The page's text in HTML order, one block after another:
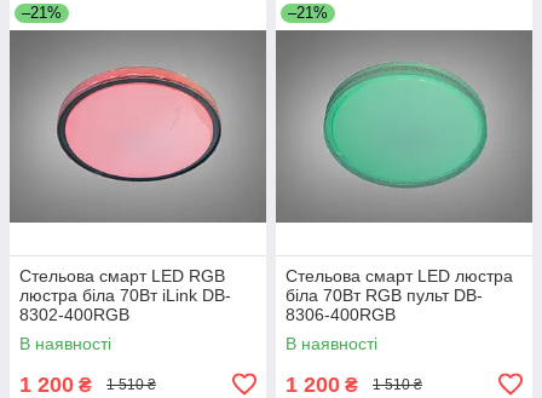
–21%
Стельова смарт LED RGB
люстра біла 70Вт iLink DB-
8302-400RGB
В наявності
1 200 ₴ 1 510 ₴
–21%
Стельова смарт LED люстра
біла 70Вт RGB пульт DB-
8306-400RGB
В наявності
1 200 ₴ 1 510 ₴